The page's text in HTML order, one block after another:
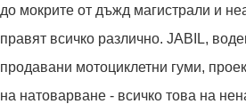
до мокрите от дъжд магистрали и
правят всичко различно. JABIL,
продавани мотоциклетни гуми,
на натоварване - всичко това на